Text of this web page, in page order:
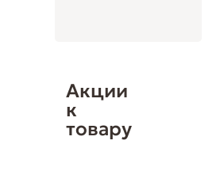
Акции
к
товару